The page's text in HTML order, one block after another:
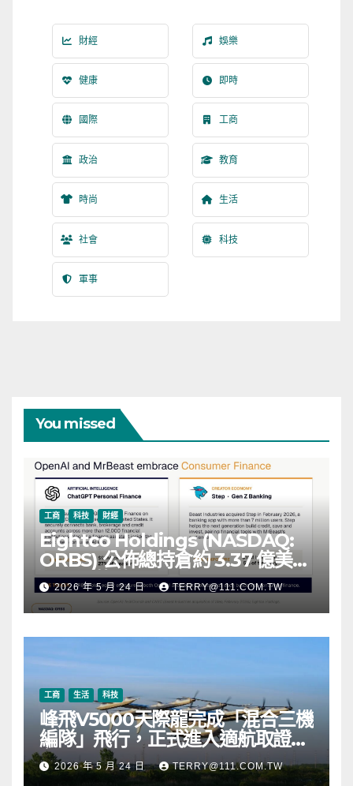
財經 娛樂
健康 即時
國際 工商
政治 教育
時尚 生活
社會 科技
軍事
You missed
工商 科技 財經
Eightco Holdings (NASDAQ:
ORBS) 公佈總持倉約 3.37 億美
元，涵蓋 OpenAI、Beast
Industries、超過 11,000 枚以太
幣 (ETH) 及逾 2.83 億枚 WLD 代
幣
2026 年 5 月 24 日 TERRY@111.COM.TW
工商 生活 科技
峰飛V5000天際龍完成「混合三機
編隊」飛行，正式進入適航取證階
段2026 年 5 月 24 日 TERRY@111.COM.TW